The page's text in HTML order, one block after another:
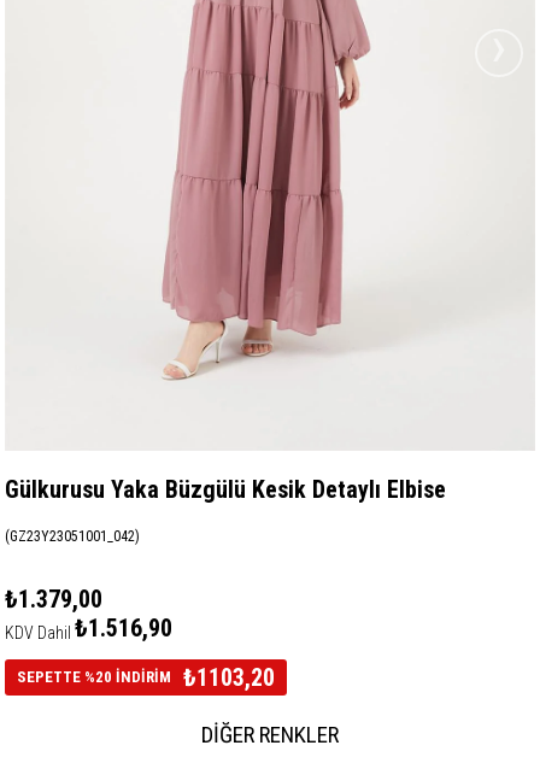
Gülkurusu Yaka Büzgülü Kesik Detaylı Elbise
(GZ23Y23051001_042)
₺1.379,00
KDV Dahil ₺1.516,90
SEPETTE %20 İNDİRİM ₺1103,20
DIĞER RENKLER